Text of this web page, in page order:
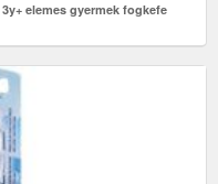
elemes gyermek fogkefe